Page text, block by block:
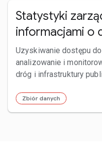
Statystyki
informacjami o
Uzyskiwanie dostępu
analizowanie i
dróg i infrastruktury
Zbiór danych